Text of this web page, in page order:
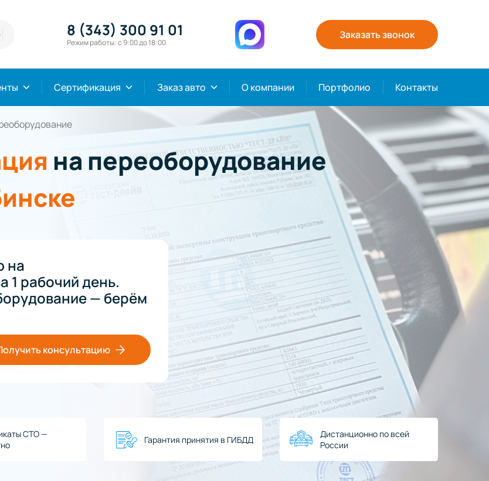
8 (343) 300 91 01
Режим работы: с 9:00 до 18:00
Заказать звонок
Сертификация Заказ авто О компании Портфолио Контакты
на переоборудование
на
1 рабочий день.
— берём
консультацию
СТО —
Гарантия принятия в ГИБДД
Дистанционно по всей
России